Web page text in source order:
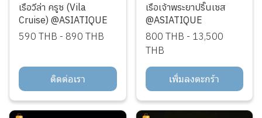
เรือวีล่า ครูซ (Vila
Cruise) @ASIATIQUE
590 THB - 890 THB
ติดต่อเรา
เรือเจ้าพระยาปริ๊นเซส
@ASIATIQUE
800 THB - 13,500
THB
เพิ่มลงตะกร้า